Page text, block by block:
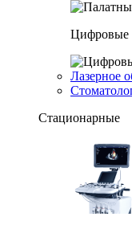
Цифровые
Лазерное
Стационарные